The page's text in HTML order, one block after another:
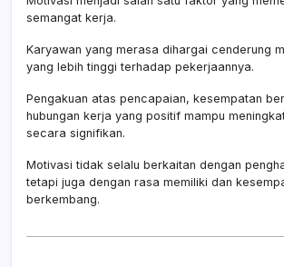
semangat kerja.
Karyawan yang merasa dihargai cenderung
yang lebih tinggi terhadap pekerjaannya.
Pengakuan atas pencapaian, kesempatan
hubungan kerja yang positif mampu
secara signifikan.
Motivasi tidak selalu berkaitan dengan
tetapi juga dengan rasa memiliki dan
berkembang.